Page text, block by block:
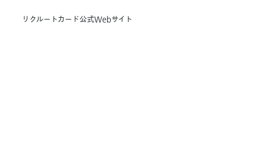
リクルートカード公式Webサイト